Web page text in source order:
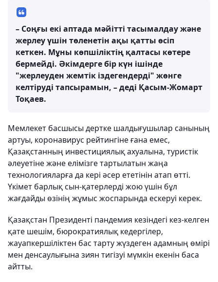
– Соңғы екі аптада мәйітті тасымалдау және
жерлеу үшін төленетін ақы қатты өсіп
кеткен. Мұны көпшіліктің қалтасы көтере
бермейді. Әкімдерге бір күн ішінде
"жерлеуден жемтік іздегендерді" жөнге
келтіруді тапсырамын, – деді Қасым-Жомарт
Тоқаев.
Мемлекет басшысы дертке шалдығушылар санының
артуы, коронавирус рейтингіне ғана емес,
Қазақстанның инвестициялық ахуалына, туристік
әлеуетіне және елімізге тартылатын жаңа
технологияларға да кері әсер ететінін атап өтті.
Үкімет барлық сын-қатерлерді жою үшін бұл
жағдайды өзінің жұмыс жоспарында ескеруі керек.
Қазақстан Президенті пандемия кезіндегі кез-келген
қате шешім, бюрократиялық кедергілер,
жауапкершіліктен бас тарту жүздеген адамның өмірі
мен денсаулығына зиян тигізуі мүмкін екенін баса
айтты.